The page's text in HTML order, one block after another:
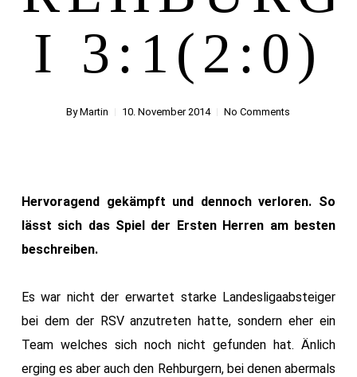
I 3:1(2:0)
By Martin 10. November 2014 No Comments
Hervoragend gekämpft und dennoch verloren. So
lässt sich das Spiel der Ersten Herren am besten
beschreiben.
Es war nicht der erwartet starke Landesligaabsteiger
bei dem der RSV anzutreten hatte, sondern eher ein
Team welches sich noch nicht gefunden hat. Änlich
erging es aber auch den Rehburgern, bei denen abermals